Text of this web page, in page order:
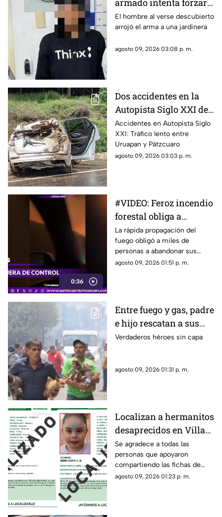
armado intenta forzar
un domicilio en
Morelia
El hombre al verse descubierto
arrojó el arma a una jardinera
agosto 09, 2026 03:08 p. m.
Dos accidentes en la
Autopista Siglo XXI de
Michoacán
Accidentes en Autopista Siglo
XXI: Tráfico lento entre
Uruapan y Pátzcuaro
agosto 09, 2026 03:03 p. m.
0:36
#VIDEO: Feroz incendio
forestal obliga a
evacuar a más de 20
mil personas
La rápida propagación del
fuego obligó a miles de
personas a abandonar sus
hogares.
agosto 09, 2026 01:51 p. m.
Entre fuego y gas, padre
e hijo rescatan a sus
cuatro perros tras
Verdaderos héroes sin capa
agosto 09, 2026 01:31 p. m.
Localizan a hermanitos
desaprecidos en Villas
del Pedregal
Se agradece a todas las
personas que apoyaron
compartiendo las fichas de
búsqueda. Se informa que las
agosto 09, 2026 01:23 p. m.